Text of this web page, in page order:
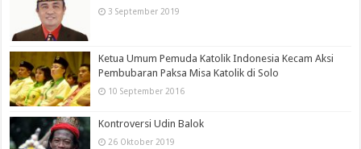
3 September 2019
Ketua Umum Pemuda Katolik Indonesia Kecam Aksi
Pembubaran Paksa Misa Katolik di Solo
10 September 2016
Kontroversi Udin Balok
26 Oktober 2019